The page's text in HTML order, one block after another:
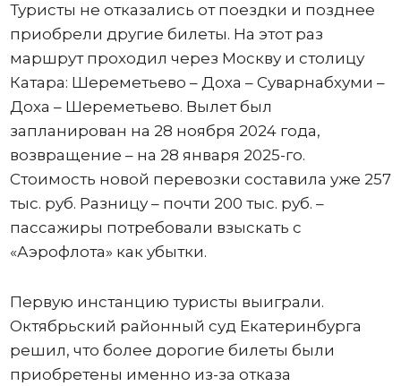
Туристы не отказались от поездки и позднее
приобрели другие билеты. На этот раз
маршрут проходил через Москву и столицу
Катара: Шереметьево – Доха – Суварнабхуми –
Доха – Шереметьево. Вылет был
запланирован на 28 ноября 2024 года,
возвращение – на 28 января 2025-го.
Стоимость новой перевозки составила уже 257
тыс. руб. Разницу – почти 200 тыс. руб. –
пассажиры потребовали взыскать с
«Аэрофлота» как убытки.
Первую инстанцию туристы выиграли.
Октябрьский районный суд Екатеринбурга
решил, что более дорогие билеты были
приобретены именно из-за отказа